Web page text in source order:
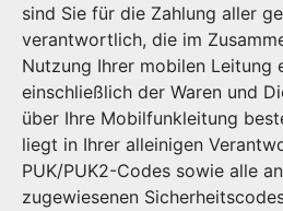
sind Sie für die Zahlung aller
verantwortlich, die im
Nutzung Ihrer mobilen Leitung
einschließlich der Waren und
über Ihre Mobilfunkleitung
liegt in Ihrer alleinigen
PUK/PUK2-Codes sowie alle
zugewiesenen